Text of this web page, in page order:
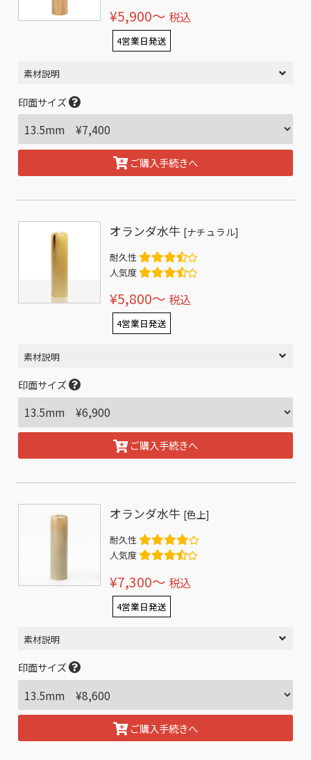
¥5,900〜 税込
4営業日発送
素材説明
印面サイズ
ご購入手続きへ
オランダ水牛 [ナチュラル]
耐久性
人気度
¥5,800〜 税込
4営業日発送
素材説明
印面サイズ
ご購入手続きへ
オランダ水牛 [色上]
耐久性
人気度
¥7,300〜 税込
4営業日発送
素材説明
印面サイズ
ご購入手続きへ